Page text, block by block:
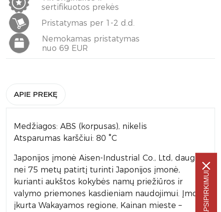
sertifikuotos prekės
Pristatymas per 1-2 d.d.
Nemokamas pristatymas
nuo 69 EUR
APIE PREKĘ
Medžiagos: ABS (korpusas), nikelis
Atsparumas karščiui: 80 °C
Japonijos įmonė Aisen-Industrial Co., Ltd, daugiau
nei 75 metų patirtį turinti Japonijos įmonė,
kurianti aukštos kokybės namų priežiūros ir
valymo priemones kasdieniam naudojimui. Įmonė
įkurta Wakayamos regione, Kainan mieste –